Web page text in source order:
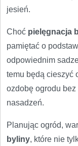
jesień.
Choć pielęgnacja
pamiętać o
odpowiednim
temu będą cieszyć
ozdobę ogrodu
nasadzeń.
Planując ogród,
byliny, które nie